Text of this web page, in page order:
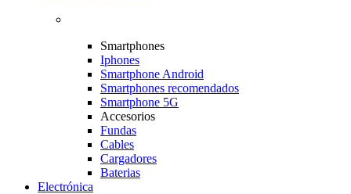
Smartphones
Iphones
Smartphone Android
Smartphones recomendados
Smartphone 5G
Accesorios
Fundas
Cables
Cargadores
Baterias
Electrónica